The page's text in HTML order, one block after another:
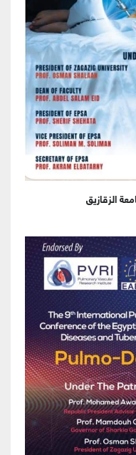
الزقازيق